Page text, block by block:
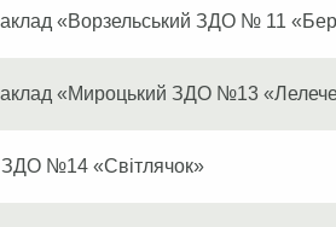
«Ворзельський ЗДО № 11
«Мироцький ЗДО №13
№14 «Світлячок»